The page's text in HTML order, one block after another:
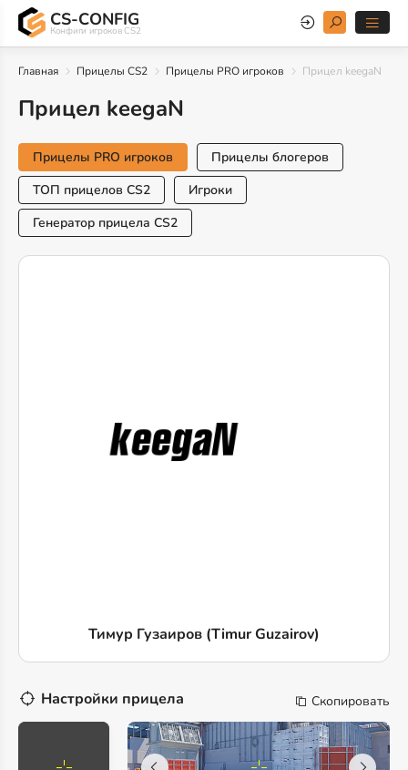
CS-CONFIG
Конфиги игроков CS2
Главная Прицелы CS2 Прицелы PRO игроков Прицел keegaN
Прицел keegaN
Прицелы PRO игроков
Прицелы блогеров
ТОП прицелов CS2
Игроки
Генератор прицела CS2
Тимур Гузаиров (Timur Guzairov)
Настройки прицела Скопировать